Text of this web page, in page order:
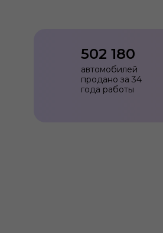
502 180
автомобилей
продано за 34
года работы